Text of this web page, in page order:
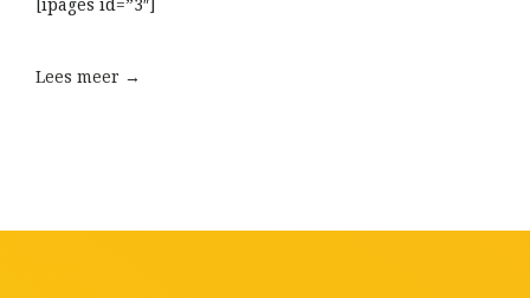
[ipages id=”3″]
Lees meer →